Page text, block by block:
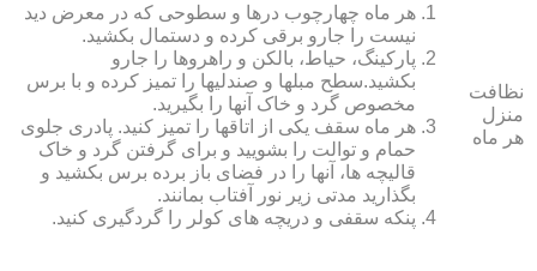
نظافت
منزل
هر ماه
هر ماه چهارچوب درها و سطوحی که در معرض دید
نیست را جارو برقی کرده و دستمال بکشید.
پارکینگ، حیاط، بالکن و راهروها را جارو
بکشید.سطح مبل‏ها و صندلی‏ها را تمیز کرده و با برس
مخصوص گرد و خاک آنها را بگیرید.
هر ماه سقف یکی از اتاق‏ها را تمیز کنید. پادری جلوی
حمام و توالت را بشویید و برای گرفتن گرد و خاک
قالیچه‏ ها، آنها را در فضای باز برده برس بکشید و
بگذارید مدتی زیر نور آفتاب بمانند.
پنکه سقفی و دریچه‏ های کولر را گردگیری کنید.